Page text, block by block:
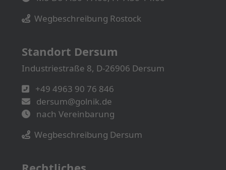
Wegbeschreibung Rostock
Standort Dersum
Industriestraße 8, D-26906 Dersum
+49 4963 90 76 846
dersum@golnik.de
nach Vereinbarung
Wegbeschreibung Dersum